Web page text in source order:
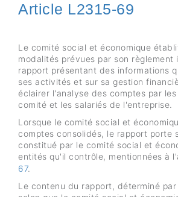
Article L2315-69
Le comité social et économique
modalités prévues par son règlement
rapport présentant des informations
ses activités et sur sa gestion
éclairer l'analyse des comptes par
comité et les salariés de l'entreprise.
Lorsque le comité social et
comptes consolidés, le rapport porte
constitué par le comité social et
entités qu'il contrôle, mentionnées à
67.
Le contenu du rapport, déterminé